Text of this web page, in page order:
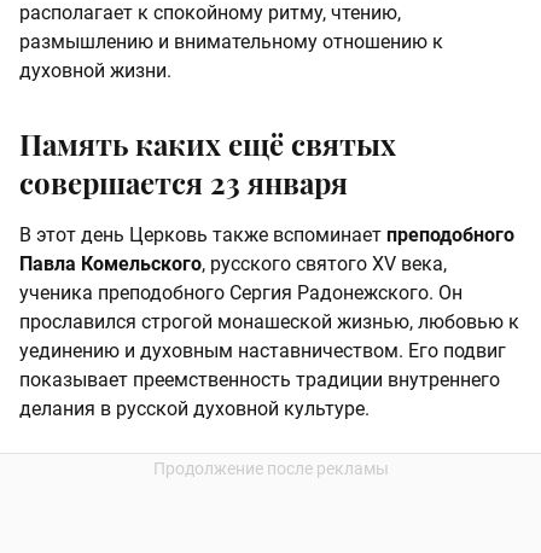
располагает к спокойному ритму, чтению,
размышлению и внимательному отношению к
духовной жизни.
Память каких ещё святых
совершается 23 января
В этот день Церковь также вспоминает преподобного
Павла Комельского, русского святого XV века,
ученика преподобного Сергия Радонежского. Он
прославился строгой монашеской жизнью, любовью к
уединению и духовным наставничеством. Его подвиг
показывает преемственность традиции внутреннего
делания в русской духовной культуре.